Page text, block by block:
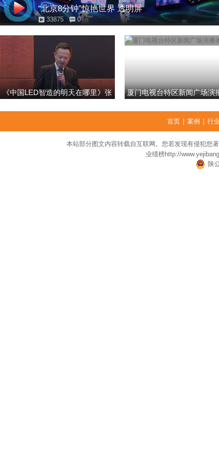
“北京8分钟”惊艳世界 透明屏
33875 0
《中国LED智造的明天在哪里》张
厦门电视台特区新闻广场演
首页 案例 行
本站部分图文内容转载自互联网。您若发现有侵犯您
业绩榜http://
陕